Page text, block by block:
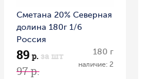
Сметана 20% Северная
долина 180г 1/6
Россия
89 р. за шт
97 р.
180 г
наличие: 2